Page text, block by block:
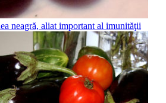
neagră, aliat important al imunităţii